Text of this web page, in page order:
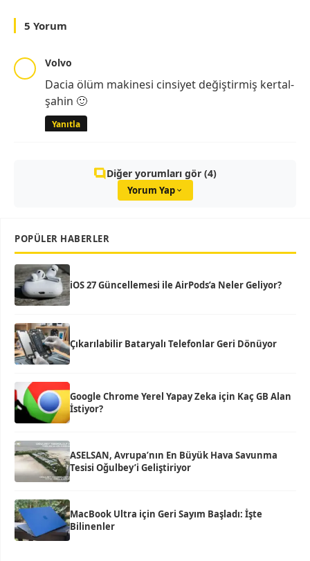
5 Yorum
Volvo
Dacia ölüm makinesi cinsiyet değiştirmiş kertal-
şahin 🙂
Yanıtla
Diğer yorumları gör (4)
Yorum Yap
POPÜLER HABERLER
iOS 27 Güncellemesi ile AirPods’a Neler Geliyor?
Çıkarılabilir Bataryalı Telefonlar Geri Dönüyor
Google Chrome Yerel Yapay Zeka için Kaç GB Alan
İstiyor?
ASELSAN, Avrupa’nın En Büyük Hava Savunma
Tesisi Oğulbey’i Geliştiriyor
MacBook Ultra için Geri Sayım Başladı: İşte
Bilinenler